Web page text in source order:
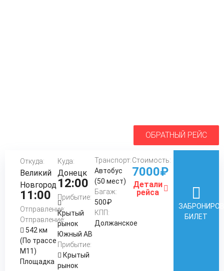
ОБРАТНЫЙ РЕЙС
Откуда:
Великий
Новгород
11:00
Отправление:
Отправление:
542 км
(По трассе
М11)
Площадка
Куда:
Донецк
12:00
Прибытие:
Крытый
рынок
Южный АВ
Прибытие:
Крытый
рынок
Транспорт:
Автобус
(50 мест)
Багаж:
500₽
КПП:
Должанское
Стоимость:
7000₽
Детали
рейса
БИЛЕТ